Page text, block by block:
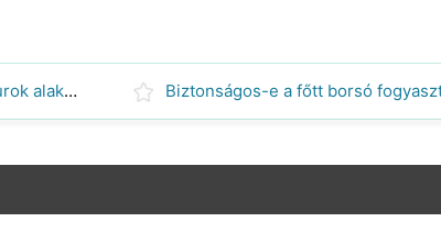
Milyen a bárányhimlő fehérjeburok alakja és szerkezete?